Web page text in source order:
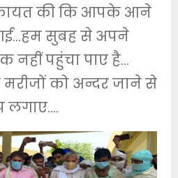
की कि आपके आने
सुबह से अपने
नहीं पहुंचा पाए है…
को अन्दर जाने से
लगाए….